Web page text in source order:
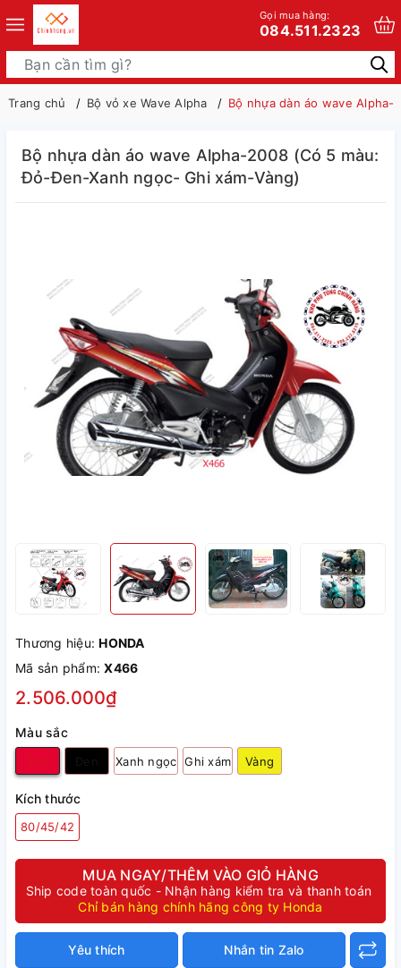
Gọi mua hàng:
084.511.2323
Trang chủ Bộ vỏ xe Wave Alpha Bộ nhựa dàn áo wave
Bộ nhựa dàn áo wave Alpha-2008 (Có 5 màu:
Đỏ-Đen-Xanh ngọc- Ghi xám-Vàng)
Thương hiệu:HONDA
Mã sản phẩm:X466
2.506.000₫
Màu sắc
Xanh ngọc Ghi xám Vàng
Kích thước
80/45/42
MUA NGAY/THÊM VÀO GIỎ HÀNG
Ship code toàn quốc - Nhận hàng kiểm tra và thanh toán
Chỉ bán hàng chính hãng công ty Honda
Yêu thích Nhắn tin Zalo